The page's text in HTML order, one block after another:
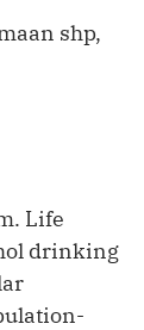
shp,
Life
drinking